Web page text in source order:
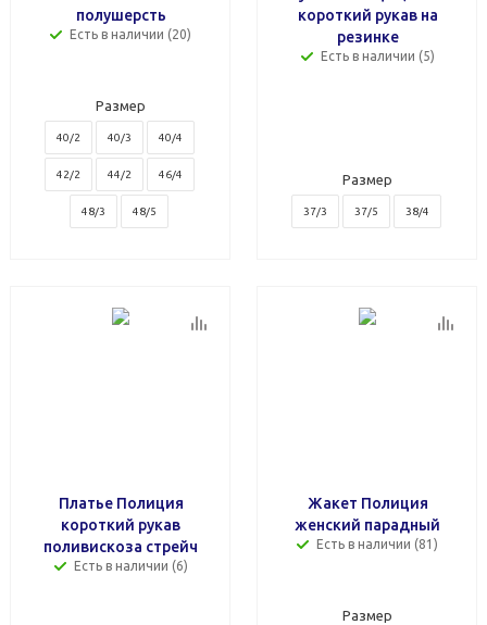
полушерсть
Есть в наличии (20)
Размер
40/2 40/3 40/4
42/2 44/2 46/4
48/3 48/5
короткий рукав на
резинке
Есть в наличии (5)
Размер
37/3 37/5 38/4
Платье Полиция
короткий рукав
поливискоза стрейч
Есть в наличии (6)
Жакет Полиция
женский парадный
Есть в наличии (81)
Размер